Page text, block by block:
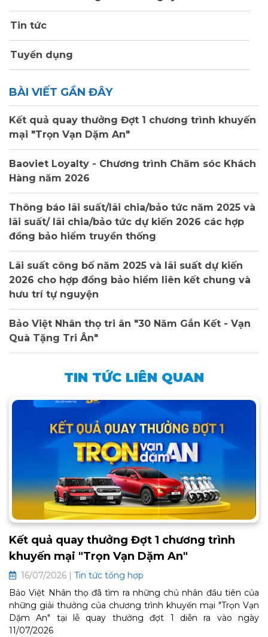
Tin tức
Tuyển dụng
BÀI VIẾT GẦN ĐÂY
Kết quả quay thưởng Đợt 1 chương trình khuyến
mại "Trọn Vạn Dặm An"
Baoviet Loyalty - Chương trình Chăm sóc Khách
Hàng năm 2026
Thông báo lãi suất/lãi chia/bảo tức năm 2025 và
lãi suất/ lãi chia/bảo tức dự kiến 2026 các hợp
đồng bảo hiểm truyền thống
Lãi suất công bố năm 2025 và lãi suất dự kiến
2026 cho hợp đồng bảo hiểm liên kết chung và
hưu trí tự nguyện
Bảo Việt Nhân thọ tri ân "30 Năm Gắn Kết - Vạn
Quà Tặng Tri Ân"
TIN TỨC LIÊN QUAN
Kết quả quay thưởng Đợt 1 chương trình
khuyến mại "Trọn Vạn Dặm An"
16/07/2026 | Tin tức tổng hợp
Bảo Việt Nhân thọ đã tìm ra những chủ nhân đầu tiên của
những giải thưởng của chương trình khuyến mại "Trọn Vạn
Dặm An" tại lễ quay thưởng đợt 1 diễn ra vào ngày
11/07/2026